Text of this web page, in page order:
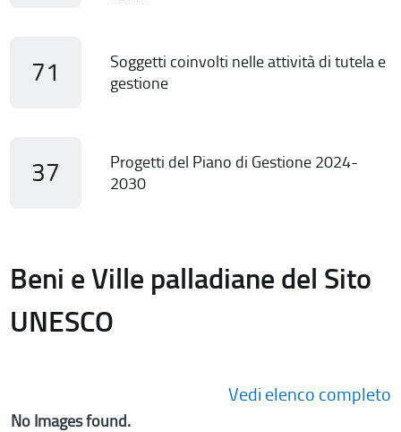
71
Soggetti coinvolti nelle attività di tutela e
gestione
37
Progetti del Piano di Gestione 2024-
2030
Beni e Ville palladiane del Sito
UNESCO
Vedi elenco completo
No Images found.